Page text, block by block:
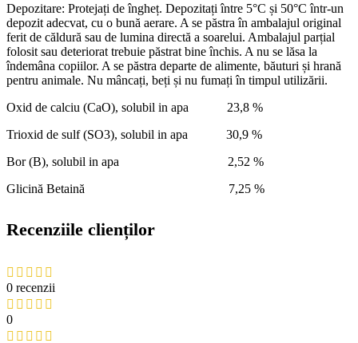
Depozitare: Protejați de îngheț. Depozitați între 5°C și 50°C într-un
depozit adecvat, cu o bună aerare. A se păstra în ambalajul original
ferit de căldură sau de lumina directă a soarelui. Ambalajul parțial
folosit sau deteriorat trebuie păstrat bine închis. A nu se lăsa la
îndemâna copiilor. A se păstra departe de alimente, băuturi și hrană
pentru animale. Nu mâncați, beți și nu fumați în timpul utilizării.
Oxid de calciu (CaO), solubil in apa 23,8 %
Trioxid de sulf (SO3), solubil in apa 30,9 %
Bor (B), solubil in apa 2,52 %
Glicină Betaină 7,25 %
Recenziile clienților
0 recenzii
0